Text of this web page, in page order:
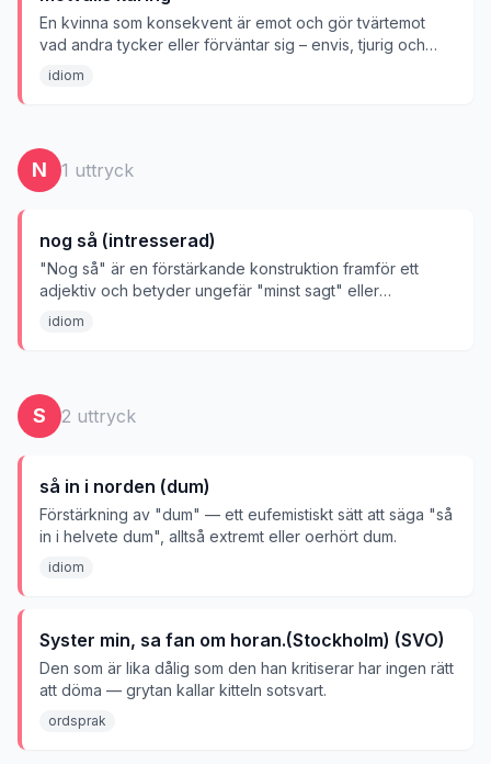
En kvinna som konsekvent är emot och gör tvärtemot
vad andra tycker eller förväntar sig – envis, tjurig och
svår att övertala. 'Käring' är ett vardagligt, nedsättande
idiom
N 1 uttryck
nog så (intresserad)
"Nog så" är en förstärkande konstruktion framför ett
adjektiv och betyder ungefär "minst sagt" eller
"verkligen ganska" — ofta med en underdriftston:
idiom
S 2 uttryck
så in i norden (dum)
Förstärkning av "dum" — ett eufemistiskt sätt att säga "så
in i helvete dum", alltså extremt eller oerhört dum.
idiom
Syster min, sa fan om horan.(Stockholm) (SVO)
Den som är lika dålig som den han kritiserar har ingen rätt
att döma — grytan kallar kitteln sotsvart.
ordsprak